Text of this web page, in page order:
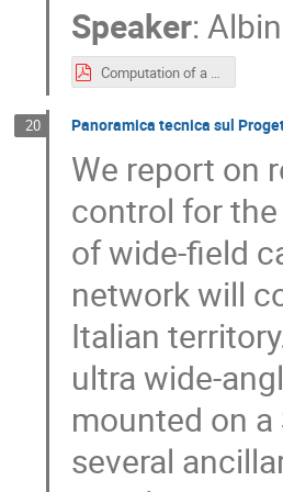
Speaker:
Computation of a possible Tunguska strewn field.pdf
20 Panoramica tecnica sul
We report on
control for
of wide-field
network will
Italian
ultra wide-
mounted on
several